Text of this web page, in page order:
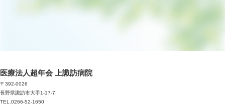
医療法人超年会 上諏訪病院
〒392-0026
長野県諏訪市大手1-17-7
TEL.0266-52-1650